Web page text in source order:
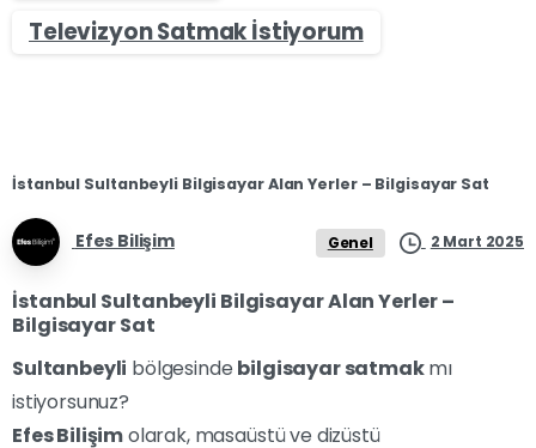
Televizyon Satmak İstiyorum
İstanbul Sultanbeyli Bilgisayar Alan Yerler – Bilgisayar Sat
Efes Bilişim Genel 2 Mart 2025
İstanbul Sultanbeyli Bilgisayar Alan Yerler –
Bilgisayar Sat
Sultanbeyli bölgesinde bilgisayar satmakmı
istiyorsunuz?
Efes Bilişimolarak, masaüstü ve dizüstü